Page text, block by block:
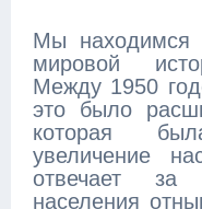
Мы находимся
мировой
Между 1950
это было
которая
увеличение
отвечает за
населения